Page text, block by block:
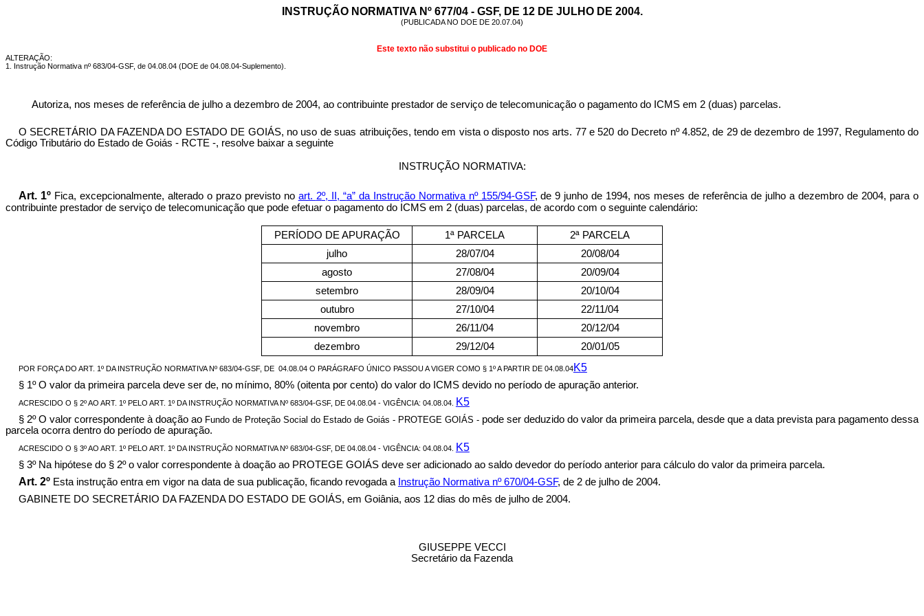
INSTRUÇÃO NORMATIVA Nº 677/04 - GSF, DE 12 DE JULHO DE 2004.
(PUBLICADA NO DOE DE 20.07.04)
Este texto não substitui o publicado no DOE
ALTERAÇÃO:
1. Instrução Normativa nº 683/04-GSF, de 04.08.04 (DOE de 04.08.04-Suplemento).
Autoriza, nos meses de referência de julho a dezembro de 2004, ao contribuinte prestador de serviço de telecomunicação o pagamento do ICMS em 2 (duas) parcelas.
O SECRETÁRIO DA FAZENDA DO ESTADO DE GOIÁS, no uso de suas atribuições, tendo em vista o disposto nos arts. 77 e 520 do Decreto nº 4.852, de 29 de dezembro de 1997, Regulamento do
Código Tributário do Estado de Goiás - RCTE -, resolve baixar a seguinte
INSTRUÇÃO NORMATIVA:
Art. 1º Fica, excepcionalmente, alterado o prazo previsto no art. 2º, II, “a” da Instrução Normativa nº 155/94-GSF, de 9 junho de 1994, nos meses de referência de julho a dezembro de 2004, para o
contribuinte prestador de serviço de telecomunicação que pode efetuar o pagamento do ICMS em 2 (duas) parcelas, de acordo com o seguinte calendário:
PERÍODO DE APURAÇÃO 1ª PARCELA
2ª PARCELA
julho
28/07/04
20/08/04
agosto
27/08/04
20/09/04
setembro
28/09/04
20/10/04
outubro
27/10/04
22/11/04
novembro
26/11/04
20/12/04
dezembro
29/12/04 20/01/05
POR FORÇA DO ART. 1º DA INSTRUÇÃO NORMATIVA Nº 683/04-GSF, DE 04.08.04 O PARÁGRAFO ÚNICO PASSOU A VIGER COMO § 1º A PARTIR DE 04.08.04K5
§ 1º O valor da primeira parcela deve ser de, no mínimo, 80% (oitenta por cento) do valor do ICMS devido no período de apuração anterior.
ACRESCIDO O § 2º AO ART. 1º PELO ART. 1º DA INSTRUÇÃO NORMATIVA Nº 683/04-GSF, DE 04.08.04 - VIGÊNCIA: 04.08.04. K5
§ 2º O valor correspondente à doação ao Fundo de Proteção Social do Estado de Goiás - PROTEGE GOIÁS -pode ser deduzido do valor da primeira parcela, desde que a data prevista para pagamento dessa
parcela ocorra dentro do período de apuração.
ACRESCIDO O § 3º AO ART. 1º PELO ART. 1º DA INSTRUÇÃO NORMATIVA Nº 683/04-GSF, DE 04.08.04 - VIGÊNCIA: 04.08.04. K5
§ 3º Na hipótese do § 2º o valor correspondente à doação ao PROTEGE GOIÁS deve ser adicionado ao saldo devedor do período anterior para cálculo do valor da primeira parcela.
Art. 2º Esta instrução entra em vigor na data de sua publicação, ficando revogada a Instrução Normativa nº 670/04-GSF, de 2 de julho de 2004.
GABINETE DO SECRETÁRIO DA FAZENDA DO ESTADO DE GOIÁS, em Goiânia, aos 12 dias do mês de julho de 2004.
GIUSEPPE VECCI
Secretário da Fazenda